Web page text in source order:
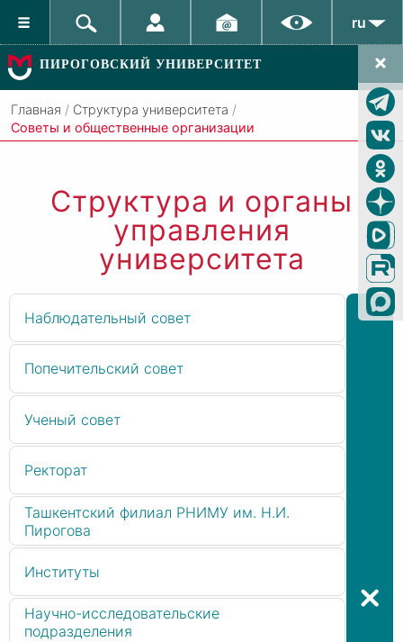
ru
ПИРОГОВСКИЙ УНИВЕРСИТЕТ
Главная / Структура университета /
Советы и общественные организации
Структура и органы
управления
университета
Наблюдательный совет
Попечительский совет
Ученый совет
Ректорат
Ташкентский филиал РНИМУ им. Н.И.
Пирогова
Институты
Научно-исследовательские
подразделения